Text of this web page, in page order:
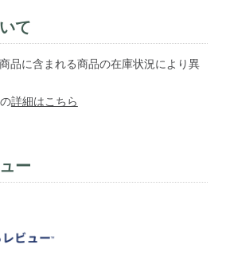
て
品に含まれる商品の在庫状況により異
詳細はこちら
ー